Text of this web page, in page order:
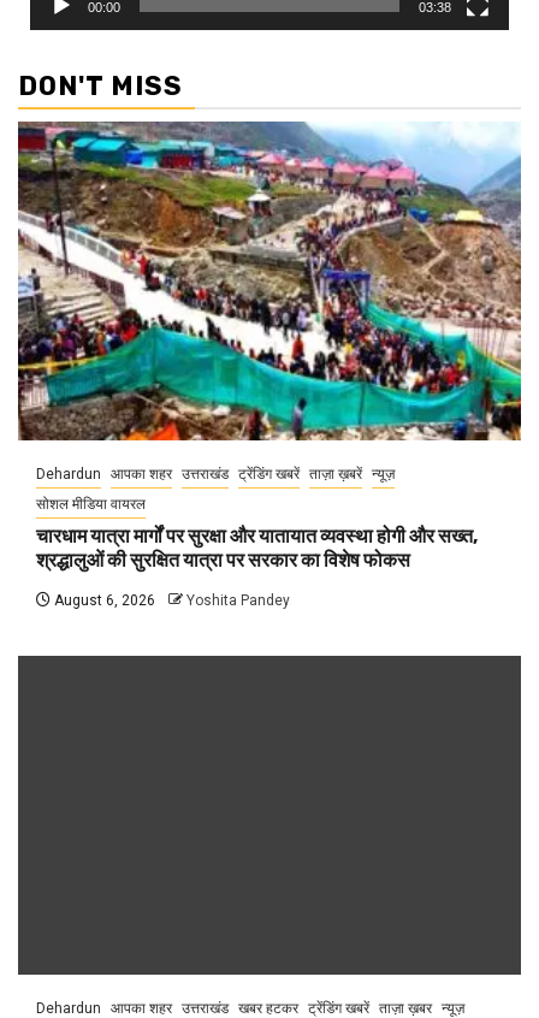
00:00 03:38
DON'T MISS
Dehardun आपका शहर उत्तराखंड ट्रेंडिंग खबरें ताज़ा ख़बरें न्यूज़
सोशल मीडिया वायरल
चारधाम यात्रा मार्गों पर सुरक्षा और यातायात व्यवस्था होगी और सख्त,
श्रद्धालुओं की सुरक्षित यात्रा पर सरकार का विशेष फोकस
August 6, 2026 Yoshita Pandey
Dehardun आपका शहर उत्तराखंड खबर हटकर ट्रेंडिंग खबरें ताज़ा ख़बर न्यूज़